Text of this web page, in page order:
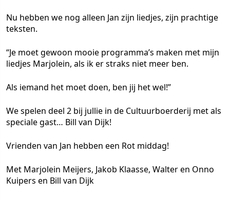
Nu hebben we nog alleen Jan zijn liedjes, zijn prachtige
teksten.
“Je moet gewoon mooie programma’s maken met mijn
liedjes Marjolein, als ik er straks niet meer ben.
Als iemand het moet doen, ben jij het wel!”
We spelen deel 2 bij jullie in de Cultuurboerderij met als
speciale gast… Bill van Dijk!
Vrienden van Jan hebben een Rot middag!
Met Marjolein Meijers, Jakob Klaasse, Walter en Onno
Kuipers en Bill van Dijk